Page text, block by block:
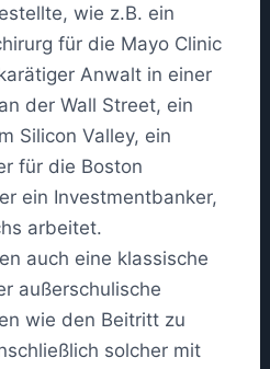
wie z.B. ein
für die Mayo Clinic
Anwalt in einer
der Wall Street, ein
Silicon Valley, ein
für die Boston
ein Investmentbanker,
arbeitet.
auch eine klassische
außerschulische
wie den Beitritt zu
solcher mit